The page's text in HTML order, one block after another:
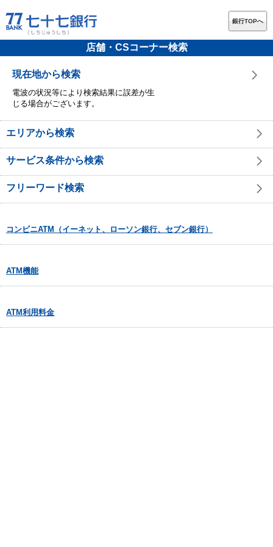
銀行TOPへ
店舗・CSコーナー検索
現在地から検索
電波の状況等により検索結果に誤差が生
じる場合がございます。
エリアから検索
サービス条件から検索
フリーワード検索
コンビニATM（イーネット、ローソン銀行、セブン銀行）
ATM機能
ATM利用料金